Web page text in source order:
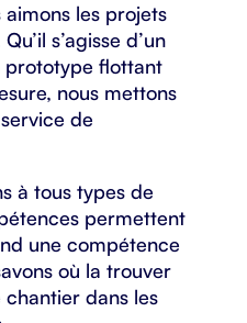
aimons les projets
s’agisse d’un
prototype flottant
nous mettons
de
à tous types de
permettent
une compétence
où la trouver
dans les